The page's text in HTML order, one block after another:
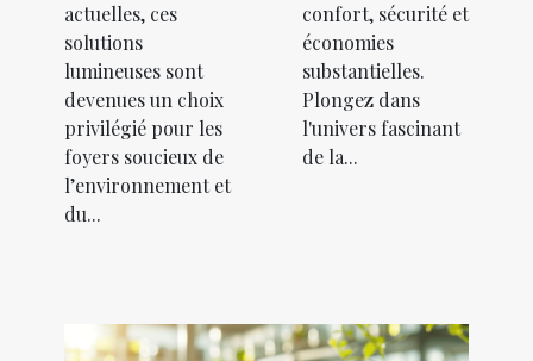
actuelles, ces
solutions
lumineuses sont
devenues un choix
privilégié pour les
foyers soucieux de
l’environnement et
du...
confort, sécurité et
économies
substantielles.
Plongez dans
l'univers fascinant
de la...